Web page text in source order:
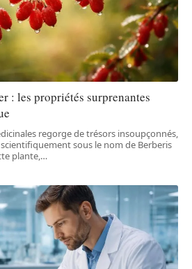
: les propriétés surprenantes
regorge de trésors insoupçonnés,
sous le nom de Berberis
plante,…